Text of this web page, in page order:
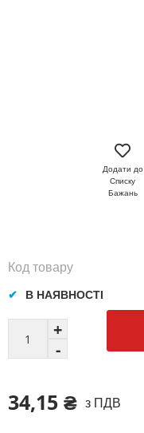
Додати до
Списку
Бажань
34,15 ₴ з ПДВ
В НАЯВНОСТІ
Код товару